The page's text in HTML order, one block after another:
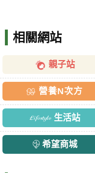
相關網站
親子站
營養N次方
生活站
希望商城